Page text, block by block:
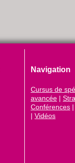
Navigation
Cursus de
avancée |
Conférences
| Vidéos